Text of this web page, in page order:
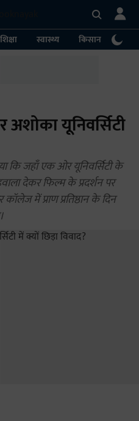
शिक्षा स्वास्थ्य किसान
यूनिवर्सिटी
कि जहाँ एक ओर यूनिवर्सिटी के
देकर फिल्म के प्रदर्शन पर
में प्राण प्रतिष्ठान के दिन